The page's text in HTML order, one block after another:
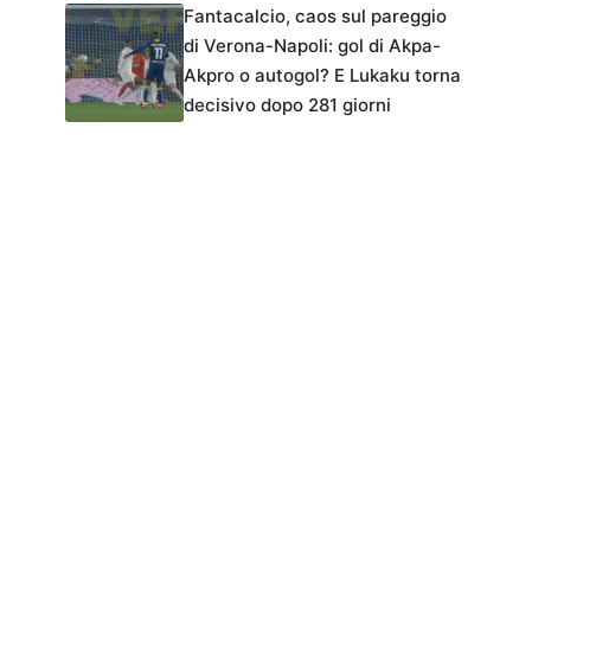
Fantacalcio, caos sul pareggio
di Verona-Napoli: gol di Akpa-
Akpro o autogol? E Lukaku torna
decisivo dopo 281 giorni